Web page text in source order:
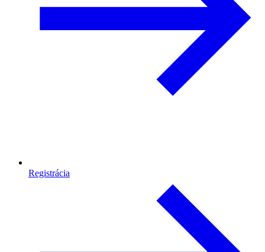
Registrácia